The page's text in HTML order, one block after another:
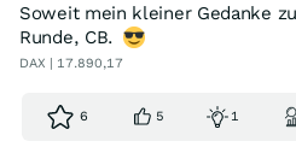
Soweit mein kleiner Gedanke
Runde, CB.
DAX | 17.890,17
6 5 1